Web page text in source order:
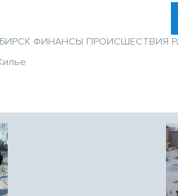
ФИНАНСЫ ПРОИСШЕСТВИЯ